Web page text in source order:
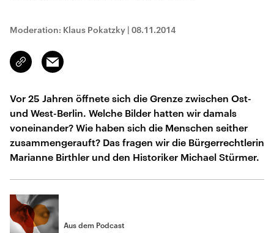
Moderation: Klaus Pokatzky | 08.11.2014
Link
kopieren/teilen
Email
Vor 25 Jahren öffnete sich die Grenze zwischen Ost-
und West-Berlin. Welche Bilder hatten wir damals
voneinander? Wie haben sich die Menschen seither
zusammengerauft? Das fragen wir die Bürgerrechtlerin
Marianne Birthler und den Historiker Michael Stürmer.
Aus dem Podcast